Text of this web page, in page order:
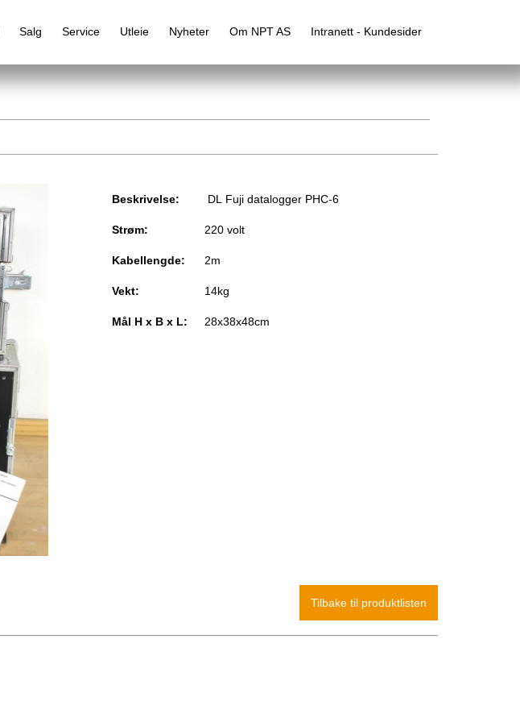
Salg Service Utleie Nyheter Om NPT AS Intranett - Kundesider
Beskrivelse: DL Fuji datalogger PHC-6
Strøm: 220 volt
Kabellengde: 2m
Vekt: 14kg
Mål H x B x L: 28x38x48cm